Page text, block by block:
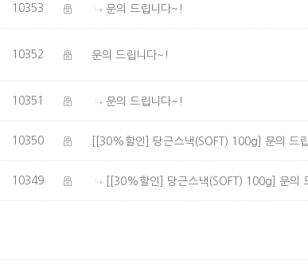
10353 문의 드립니다~!
10352 문의 드립니다~!
10351 문의 드립니다~!
10350 [[30%할인] 당근스낵(SOFT) 100g] 문의 드
10349 [[30%할인] 당근스낵(SOFT) 100g] 문의